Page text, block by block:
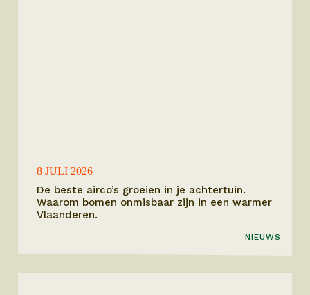
8 JULI 2026
De beste airco’s groeien in je achtertuin.
Waarom bomen onmisbaar zijn in een warmer
Vlaanderen.
NIEUWS